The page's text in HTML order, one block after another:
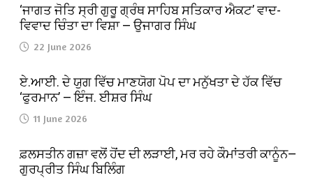
‘ਜਾਗਤ ਜੋਤਿ ਸ੍ਰੀ ਗੁਰੂ ਗ੍ਰੰਥ ਸਾਹਿਬ ਸਤਿਕਾਰ ਐਕਟ’ ਵਾਦ-
ਵਿਵਾਦ ਚਿੰਤਾ ਦਾ ਵਿਸ਼ਾ — ਉਜਾਗਰ ਸਿੰਘ
22 June 2026
ਏ.ਆਈ. ਦੇ ਯੁਗ ਵਿੱਚ ਮਾਣਯੋਗ ਪੋਪ ਦਾ ਮਨੁੱਖਤਾ ਦੇ ਹੱਕ ਵਿੱਚ
‘ਫੁਰਮਾਨ’ — ਇੰਜ. ਈਸ਼ਰ ਸਿੰਘ
11 June 2026
ਫ਼ਲਸਤੀਨ ਗਜ਼ਾ ਵਲੋਂ ਹੋਂਦ ਦੀ ਲੜਾਈ, ਮਰ ਰਹੇ ਕੌਮਾਂਤਰੀ ਕਾਨੂੰਨ—
ਗੁਰਪ੍ਰੀਤ ਸਿੰਘ ਬਿਲਿੰਗ